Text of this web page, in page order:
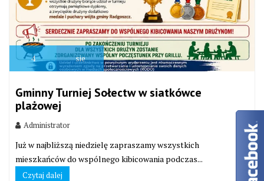
4 sie
Gminny Turniej Sołectw w siatkówce
plażowej
Administrator
Już w najbliższą niedzielę zapraszamy wszystkich
mieszkańców do wspólnego kibicowania podczas...
Czytaj dalej